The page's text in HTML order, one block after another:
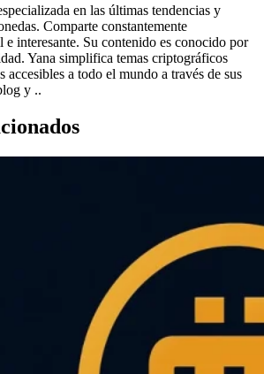
en las últimas tendencias y
Comparte constantemente
interesante. Su contenido es conocido por
Yana simplifica temas criptográficos
accesibles a todo el mundo a través de sus
y ..